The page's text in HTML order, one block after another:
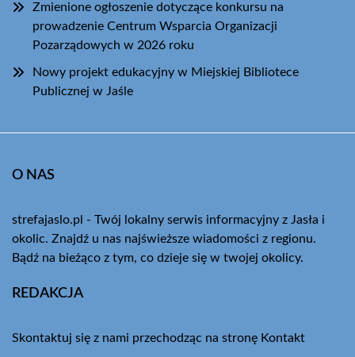
Zmienione ogłoszenie dotyczące konkursu na
prowadzenie Centrum Wsparcia Organizacji
Pozarządowych w 2026 roku
Nowy projekt edukacyjny w Miejskiej Bibliotece
Publicznej w Jaśle
O NAS
strefajaslo.pl - Twój lokalny serwis informacyjny z Jasła i
okolic. Znajdź u nas najświeższe wiadomości z regionu.
Bądź na bieżąco z tym, co dzieje się w twojej okolicy.
REDAKCJA
Skontaktuj się z nami przechodząc na stronę Kontakt